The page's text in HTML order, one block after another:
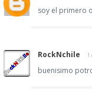
soy el primero
RockNchile 1
buenisimo